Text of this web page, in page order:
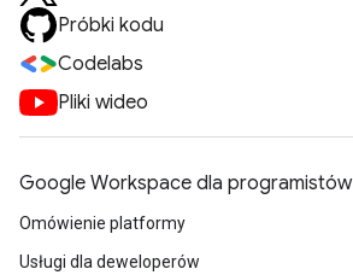
Próbki kodu
Codelabs
Pliki wideo
Google Workspace dla programistów
Omówienie platformy
Usługi dla deweloperów